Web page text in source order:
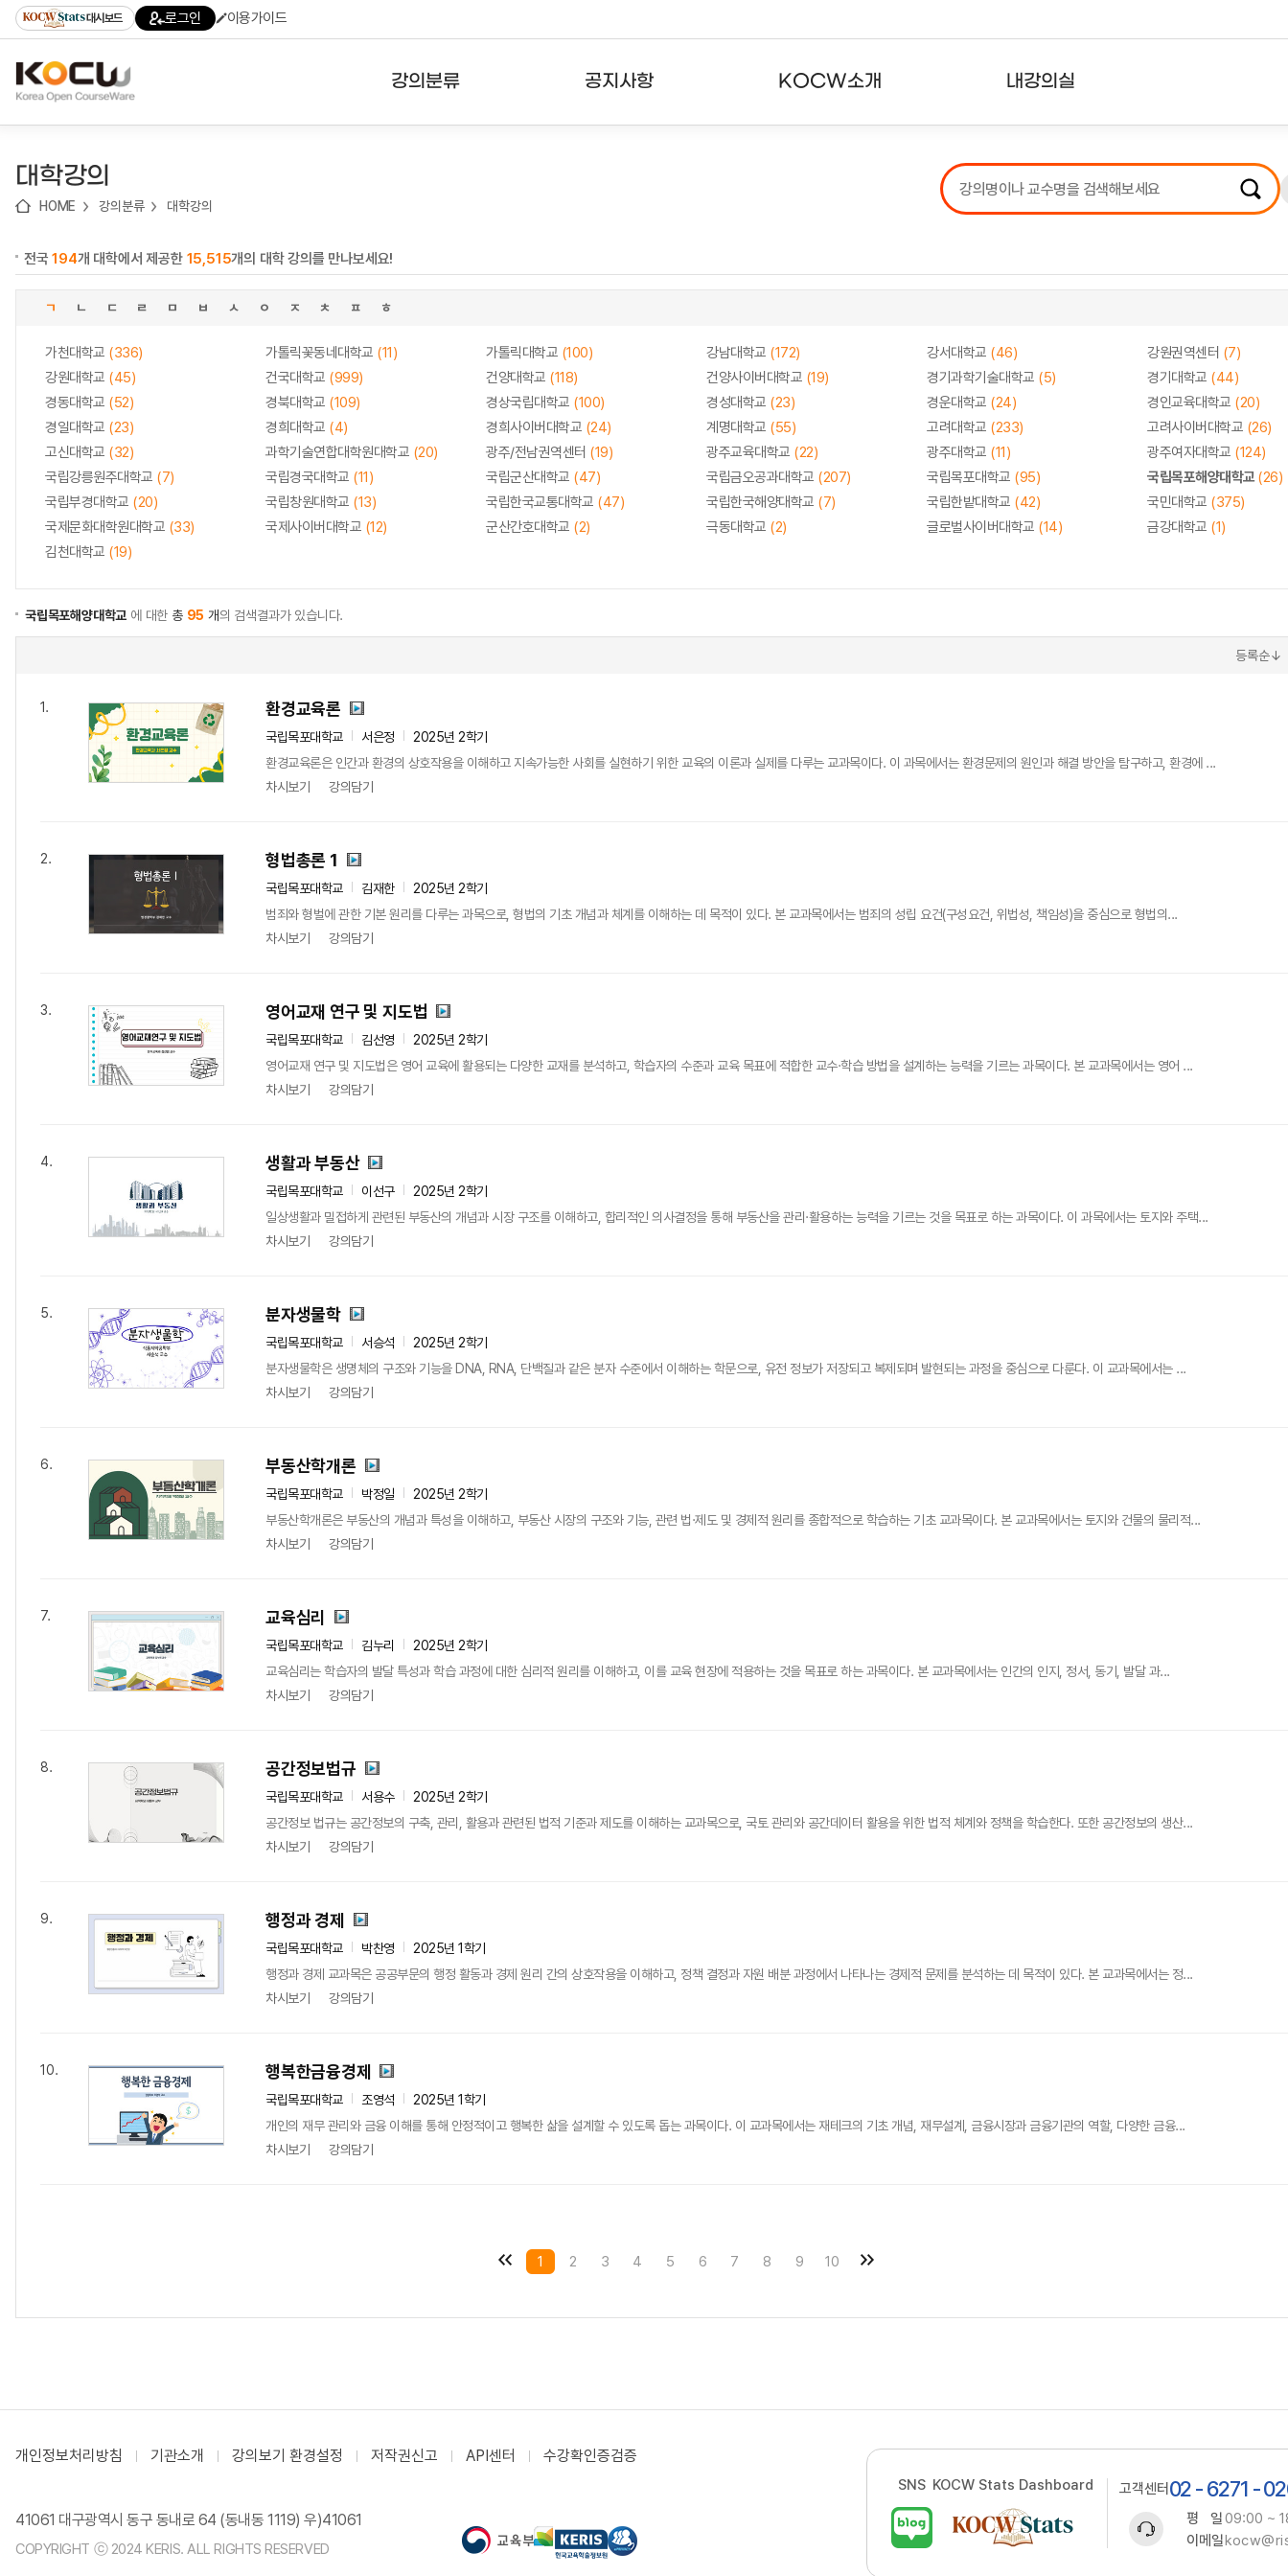
기
기
기
content)
가
대시보드 로그인 이용가이드
강의분류 공지사항 KOCW소개 내강의실
강의리스트
수강확인증강의
대학강의
HOME 강의분류 대학강의
전국194개 대학에서 제공한 15,515개의 대학 강의를 만나보세요!
ㄱ ㄴ ㄷ ㄹ ㅁ ㅂ ㅅ ㅇ ㅈ ㅊ ㅍ ㅎ
가천대학교 (336) 가톨릭꽃동네대학교 (11) 가톨릭대학교 (100) 강남대학교 (172) 강서대학교 (46) 강원권역센터 (7)
강원대학교 (45) 건국대학교 (999) 건양대학교 (118) 건양사이버대학교 (19) 경기과학기술대학교 (5) 경기대학교 (44)
경동대학교 (52) 경북대학교 (109) 경상국립대학교 (100) 경성대학교 (23) 경운대학교 (24) 경인교육대학교 (20)
경일대학교 (23) 경희대학교 (4) 경희사이버대학교 (24) 계명대학교 (55) 고려대학교 (233) 고려사이버대학교 (26)
고신대학교 (32) 과학기술연합대학원대학교 (20) 광주/전남권역센터 (19) 광주교육대학교 (22) 광주대학교 (11) 광주여자대학교 (124)
국립강릉원주대학교 (7) 국립경국대학교 (11) 국립군산대학교 (47) 국립금오공과대학교 (207) 국립목포대학교 (95) 국립목포해양대학교(26)
국립부경대학교 (20) 국립창원대학교 (13) 국립한국교통대학교 (47) 국립한국해양대학교 (7) 국립한밭대학교 (42) 국민대학교 (375)
국제문화대학원대학교 (33) 국제사이버대학교 (12) 군산간호대학교 (2) 극동대학교 (2) 글로벌사이버대학교 (14) 금강대학교 (1)
김천대학교 (19)
국립목포해양대학교 에 대한 총 95 개의 검색결과가 있습니다.
등록순↓
1. 환경교육론
국립목포대학교 서은정
2025년 2학기
환경교육론은 인간과 환경의 상호작용을 이해하고 지속가능한 사회를 실현하기 위한 교육의 이론과 실제를 다루는 교과목이다. 이 과목에서는 환경문제의 원인과 해결 방안을 탐구하고, 환경에 ...
차시보기
강의담기
2. 형법총론 1
국립목포대학교 김재한
2025년 2학기
범죄와 형벌에 관한 기본 원리를 다루는 과목으로, 형법의 기초 개념과 체계를 이해하는 데 목적이 있다. 본 교과목에서는 범죄의 성립 요건(구성요건, 위법성, 책임성)을 중심으로 형법의...
차시보기
강의담기
3. 영어교재 연구 및 지도법
국립목포대학교 김선영
2025년 2학기
영어교재 연구 및 지도법은 영어 교육에 활용되는 다양한 교재를 분석하고, 학습자의 수준과 교육 목표에 적합한 교수·학습 방법을 설계하는 능력을 기르는 과목이다. 본 교과목에서는 영어 ...
차시보기
강의담기
4. 생활과 부동산
국립목포대학교 이선구
2025년 2학기
일상생활과 밀접하게 관련된 부동산의 개념과 시장 구조를 이해하고, 합리적인 의사결정을 통해 부동산을 관리·활용하는 능력을 기르는 것을 목표로 하는 과목이다. 이 과목에서는 토지와 주택...
차시보기
강의담기
5. 분자생물학
국립목포대학교 서승석
2025년 2학기
분자생물학은 생명체의 구조와 기능을 DNA, RNA, 단백질과 같은 분자 수준에서 이해하는 학문으로, 유전 정보가 저장되고 복제되며 발현되는 과정을 중심으로 다룬다. 이 교과목에서는 ...
차시보기
강의담기
6. 부동산학개론
국립목포대학교 박정일
2025년 2학기
부동산학개론은 부동산의 개념과 특성을 이해하고, 부동산 시장의 구조와 기능, 관련 법·제도 및 경제적 원리를 종합적으로 학습하는 기초 교과목이다. 본 교과목에서는 토지와 건물의 물리적...
차시보기
강의담기
7. 교육심리
국립목포대학교 김누리
2025년 2학기
교육심리는 학습자의 발달 특성과 학습 과정에 대한 심리적 원리를 이해하고, 이를 교육 현장에 적용하는 것을 목표로 하는 과목이다. 본 교과목에서는 인간의 인지, 정서, 동기, 발달 과...
차시보기
강의담기
8. 공간정보법규
국립목포대학교 서용수
2025년 2학기
공간정보 법규는 공간정보의 구축, 관리, 활용과 관련된 법적 기준과 제도를 이해하는 교과목으로, 국토 관리와 공간데이터 활용을 위한 법적 체계와 정책을 학습한다. 또한 공간정보의 생산...
차시보기
강의담기
9. 행정과 경제
국립목포대학교 박찬영
2025년 1학기
행정과 경제 교과목은 공공부문의 행정 활동과 경제 원리 간의 상호작용을 이해하고, 정책 결정과 자원 배분 과정에서 나타나는 경제적 문제를 분석하는 데 목적이 있다. 본 교과목에서는 정...
차시보기
강의담기
10. 행복한금융경제
국립목포대학교 조영석
2025년 1학기
개인의 재무 관리와 금융 이해를 통해 안정적이고 행복한 삶을 설계할 수 있도록 돕는 과목이다. 이 교과목에서는 재테크의 기초 개념, 재무설계, 금융시장과 금융기관의 역할, 다양한 금융...
차시보기
강의담기
1 2 3 4 5 6 7 8 9 10
개인정보처리방침 기관소개 강의보기 환경설정 저작권신고 API센터 수강확인증검증
41061 대구광역시 동구 동내로 64 (동내동 1119) 우)41061
COPYRIGHT ⓒ 2024 KERIS. ALL RIGHTS RESERVED
SNS KOCW Stats Dashboard 고객센터 02 - 6271 -
평 일09:00 ~
이메일